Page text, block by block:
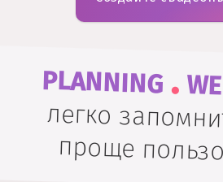
PLANNING .
легко
проще